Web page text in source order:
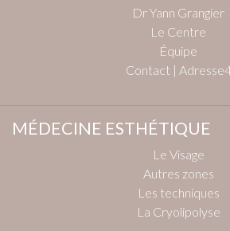
Dr Yann Grangier
Le Centre
Équipe
Contact |
MÉDECINE ESTHÉTIQUE
Le Visage
Autres zones
Les techniques
La Cryolipolyse